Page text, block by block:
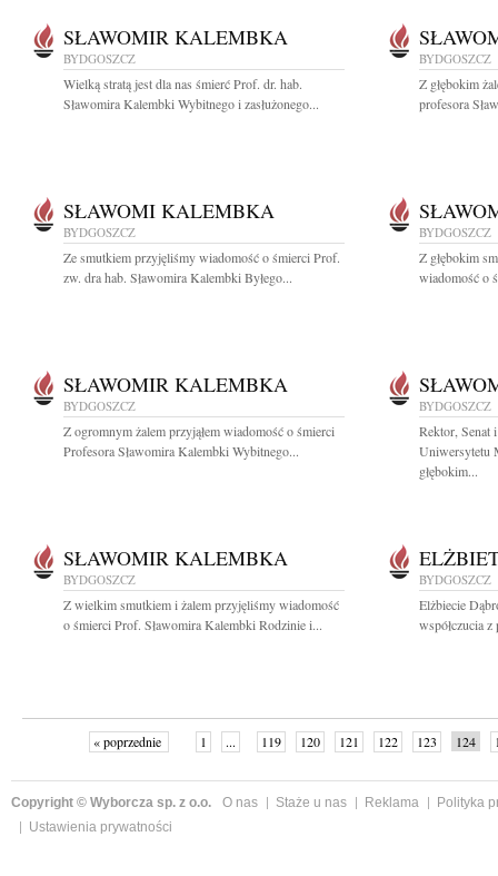
SŁAWOMIR KALEMBKA
BYDGOSZCZ
Wielką stratą jest dla nas śmierć Prof. dr. hab.
Sławomira Kalembki Wybitnego i zasłużonego...
BYDGOSZCZ
Z głębokim
profesora
SŁAWOMI KALEMBKA
BYDGOSZCZ
Ze smutkiem przyjęliśmy wiadomość o śmierci Prof.
zw. dra hab. Sławomira Kalembki Byłego...
BYDGOSZCZ
Z głębokim
wiadomość o
SŁAWOMIR KALEMBKA
BYDGOSZCZ
Z ogromnym żalem przyjąłem wiadomość o śmierci
Profesora Sławomira Kalembki Wybitnego...
BYDGOSZCZ
Rektor, Senat
Uniwersytetu
głębokim...
SŁAWOMIR KALEMBKA
BYDGOSZCZ
Z wielkim smutkiem i żalem przyjęliśmy wiadomość
o śmierci Prof. Sławomira Kalembki Rodzinie i...
BYDGOSZCZ
Elżbiecie
współczucia
« poprzednie 1 ... 119 120 121 122 123 124
Copyright © Wyborcza sp. z o.o. O nas Staże u nas Reklama
Polityka
Ustawienia prywatności